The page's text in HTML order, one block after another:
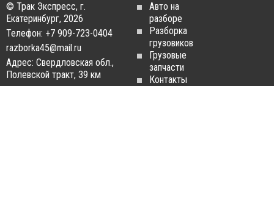
© Трак Экспресс, г.
Екатеринбург, 2026
Телефон: +7 909-723-0404
razborka45@mail.ru
Адрес: Свердловская обл.,
Полевской тракт, 39 км
Авто на
разборе
Разборка
грузовиков
Грузовые
запчасти
Контакты